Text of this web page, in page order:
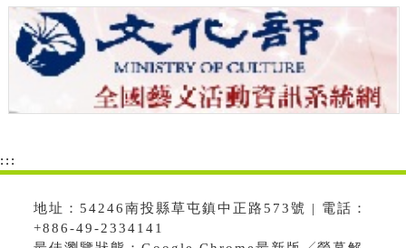
:::
地址：54246南投縣草屯鎮中正路573號 | 電話：
+886-49-2334141